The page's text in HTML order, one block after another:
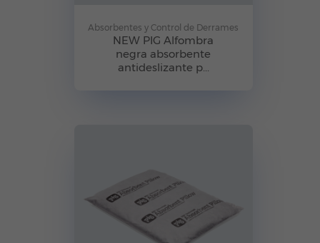
Absorbentes y Control de Derrames
NEW PIG Alfombra
negra absorbente
antideslizante p...